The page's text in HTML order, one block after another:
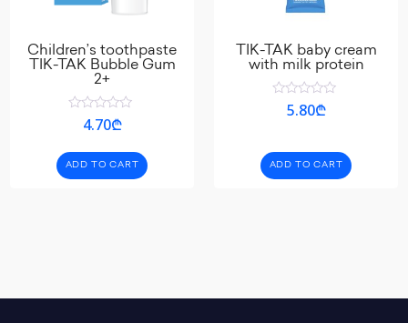
Children’s toothpaste
TIK-TAK Bubble Gum
2+
Rated
of
5
4.70₾
ADD TO CART
TIK-TAK baby cream
with milk protein
Rated
5
5.80₾
ADD TO CART